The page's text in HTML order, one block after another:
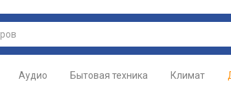
Аудио Бытовая техника Климат